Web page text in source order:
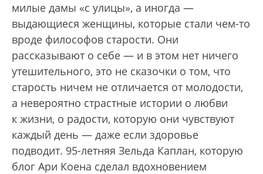
милые дамы «с улицы», а иногда —
выдающиеся женщины, которые стали чем-то
вроде философов старости. Они
рассказывают о себе — и в этом нет ничего
утешительного, это не сказочки о том, что
старость ничем не отличается от молодости,
а невероятно страстные истории о любви
к жизни, о радости, которую они чувствуют
каждый день — даже если здоровье
подводит. 95-летняя Зельда Каплан, которую
блог Ари Коена сделал вдохновением